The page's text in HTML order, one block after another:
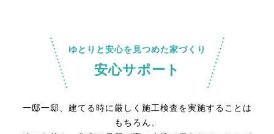
ゆとりと安心を見つめた家づくり
安心サポート
一邸一邸、建てる時に厳しく施工検査を実施することは
もちろん、